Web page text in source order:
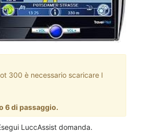
300 è necessario scaricare l
6 di passaggio.
LuccAssist domanda.